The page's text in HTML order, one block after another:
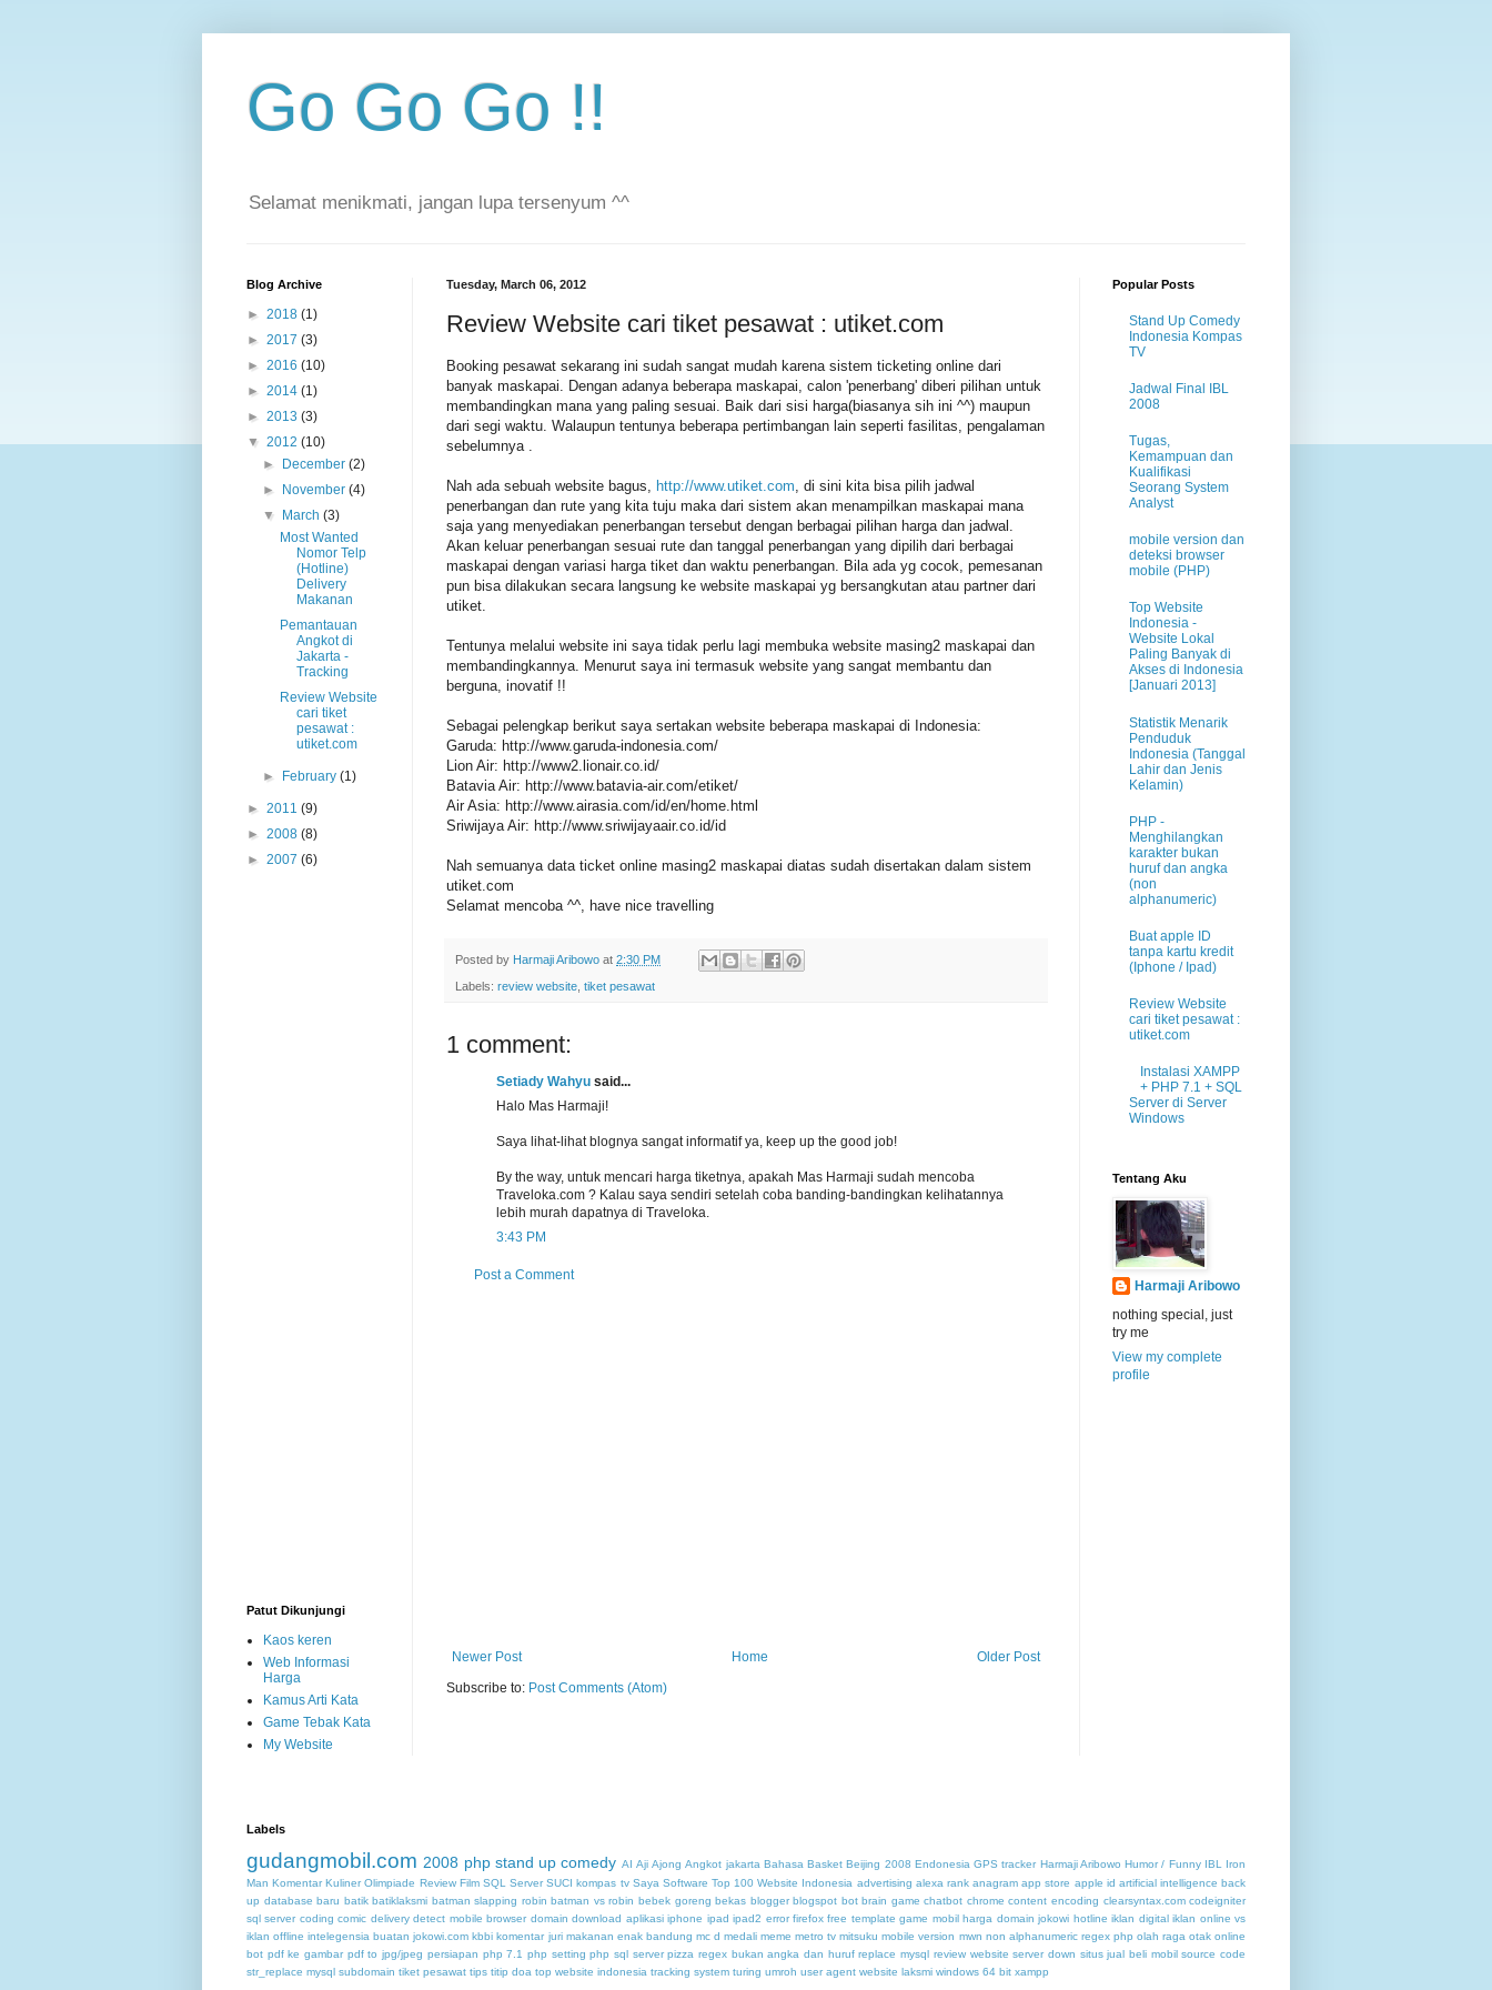
Go Go Go !!
Selamat menikmati, jangan lupa tersenyum ^^
Tuesday, March 06, 2012
Review Website cari tiket pesawat : utiket.com
Booking pesawat sekarang ini sudah sangat mudah karena sistem ticketing online dari
banyak maskapai. Dengan adanya beberapa maskapai, calon 'penerbang' diberi pilihan untuk
membandingkan mana yang paling sesuai. Baik dari sisi harga(biasanya sih ini ^^) maupun
dari segi waktu. Walaupun tentunya beberapa pertimbangan lain seperti fasilitas, pengalaman
sebelumnya .
Nah ada sebuah website bagus, http://www.utiket.com, di sini kita bisa pilih jadwal
penerbangan dan rute yang kita tuju maka dari sistem akan menampilkan maskapai mana
saja yang menyediakan penerbangan tersebut dengan berbagai pilihan harga dan jadwal.
Akan keluar penerbangan sesuai rute dan tanggal penerbangan yang dipilih dari berbagai
maskapai dengan variasi harga tiket dan waktu penerbangan. Bila ada yg cocok, pemesanan
pun bisa dilakukan secara langsung ke website maskapai yg bersangkutan atau partner dari
utiket.
Tentunya melalui website ini saya tidak perlu lagi membuka website masing2 maskapai dan
membandingkannya. Menurut saya ini termasuk website yang sangat membantu dan
berguna, inovatif !!
Sebagai pelengkap berikut saya sertakan website beberapa maskapai di Indonesia:
Garuda: http://www.garuda-indonesia.com/
Lion Air: http://www2.lionair.co.id/
Batavia Air: http://www.batavia-air.com/etiket/
Air Asia: http://www.airasia.com/id/en/home.html
Sriwijaya Air: http://www.sriwijayaair.co.id/id
Nah semuanya data ticket online masing2 maskapai diatas sudah disertakan dalam sistem
utiket.com
Selamat mencoba ^^, have nice travelling
Posted by Harmaji Aribowo at 2:30 PM
Labels: review website, tiket pesawat
1 comment:
Setiady Wahyu said...
Halo Mas Harmaji!
Saya lihat-lihat blognya sangat informatif ya, keep up the good job!
By the way, untuk mencari harga tiketnya, apakah Mas Harmaji sudah mencoba
Traveloka.com ? Kalau saya sendiri setelah coba banding-bandingkan kelihatannya
lebih murah dapatnya di Traveloka.
3:43 PM
Post a Comment
Newer Post Older Post
Home
Subscribe to: Post Comments (Atom)
Blog Archive
► 2018 (1)
► 2017 (3)
► 2016 (10)
► 2014 (1)
► 2013 (3)
▼ 2012 (10)
►
December(2)
►
November(4)
▼
March(3)
Most Wanted
Nomor Telp
(Hotline)
Delivery
Makanan
Pemantauan
Angkot di
Jakarta -
Tracking
Review Website
cari tiket
pesawat :
utiket.com
► February(1)
► 2011 (9)
► 2008 (8)
► 2007 (6)
Patut Dikunjungi
Kaos keren
Web Informasi
Harga
Kamus Arti Kata
Game Tebak Kata
My Website
Popular Posts
Stand Up Comedy
Indonesia Kompas
TV
Jadwal Final IBL
2008
Tugas,
Kemampuan dan
Kualifikasi
Seorang System
Analyst
mobile version dan
deteksi browser
mobile (PHP)
Top Website
Indonesia -
Website Lokal
Paling Banyak di
Akses di Indonesia
[Januari 2013]
Statistik Menarik
Penduduk
Indonesia (Tanggal
Lahir dan Jenis
Kelamin)
PHP -
Menghilangkan
karakter bukan
huruf dan angka
(non
alphanumeric)
Buat apple ID
tanpa kartu kredit
(Iphone / Ipad)
Review Website
cari tiket pesawat :
utiket.com
Instalasi XAMPP
+ PHP 7.1 + SQL
Server di Server
Windows
Tentang Aku
Harmaji Aribowo
nothing special, just
try me
View my complete
profile
Labels
gudangmobil.com 2008 php stand up comedy AI Aji Ajong Angkot jakarta Bahasa Basket Beijing 2008 Endonesia GPS tracker Harmaji Aribowo Humor / Funny IBL Iron
Man Komentar Kuliner Olimpiade Review Film SQL Server SUCI kompas tv Saya Software Top 100 Website Indonesia advertising alexa rank anagram app store apple id artificial intelligence back
up database baru batik batiklaksmi batman slapping robin batman vs robin bebek goreng bekas blogger blogspot bot brain game chatbot chrome content encoding clearsyntax.com codeigniter
sql server coding comic delivery detect mobile browser domain download aplikasi iphone ipad ipad2 error firefox free template game mobil harga domain jokowi hotline iklan digital iklan online vs
iklan offline intelegensia buatan jokowi.com kbbi komentar juri makanan enak bandung mc d medali meme metro tv mitsuku mobile version mwn non alphanumeric regex php olah raga otak online
bot pdf ke gambar pdf to jpg/jpeg persiapan php 7.1 php setting php sql server pizza regex bukan angka dan huruf replace mysql review website server down situs jual beli mobil source code
str_replace mysql subdomain tiket pesawat tips titip doa top website indonesia tracking system turing umroh user agent website laksmi windows 64 bit xampp